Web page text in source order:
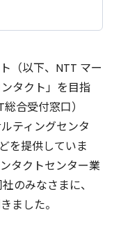
（以下、NTT マー
タクト」を目指
合受付窓口）
ティングセンタ
を提供していま
タクトセンター業
のみなさまに、
ました。